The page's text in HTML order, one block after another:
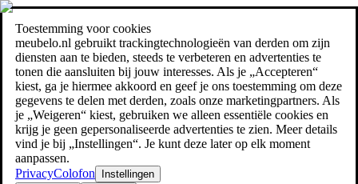
Toestemming voor cookies
meubelo.nl gebruikt trackingtechnologieën van derden om zijn
diensten aan te bieden, steeds te verbeteren en advertenties te
tonen die aansluiten bij jouw interesses. Als je „Accepteren“
kiest, ga je hiermee akkoord en geef je ons toestemming om deze
gegevens te delen met derden, zoals onze marketingpartners. Als
je „Weigeren“ kiest, gebruiken we alleen essentiële cookies en
krijg je geen gepersonaliseerde advertenties te zien. Meer details
vind je bij „Instellingen“. Je kunt deze later op elk moment
aanpassen.
PrivacyColofon
Instellingen
Zoeken
meubel jezelf de beste prijs!meubel jezelf de beste prijs!